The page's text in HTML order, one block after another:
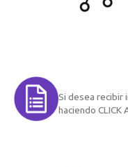
Si desea recibir
haciendo CLICK